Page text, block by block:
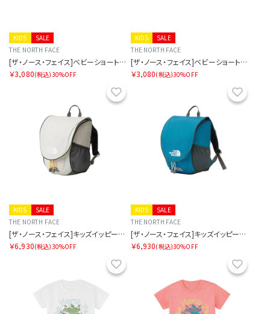
SALE
KIDS
THE NORTH FACE
[ザ・ノース・フェイス]ベビーショートスリーブラッチパイルティー
￥3,080(税込)30%OFF
SALE
KIDS
THE NORTH FACE
[ザ・ノース・フェイス]ベビーショートスリーブラッチパイルティー
￥3,080(税込)30%OFF
お気に入り
SALE
KIDS
THE NORTH FACE
[ザ・ノース・フェイス]キッズイッピーパック
￥6,930(税込)30%OFF
SALE
KIDS
THE NORTH FACE
[ザ・ノース・フェイス]キッズイッピーパック
￥6,930(税込)30%OFF
お気に入り